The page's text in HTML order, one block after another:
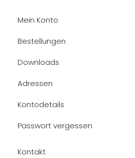
Mein Konto
Bestellungen
Downloads
Adressen
Kontodetails
Passwort vergessen
Kontakt